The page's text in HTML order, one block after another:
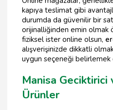
kapıya teslimat gibi
durumda da güvenilir bir
orijinalliğinden emin olmak
fiziksel ister online olsun,
alışverişinizde dikkatli
uygun seçeneği belirlemek
Manisa Geciktirici
Ürünler